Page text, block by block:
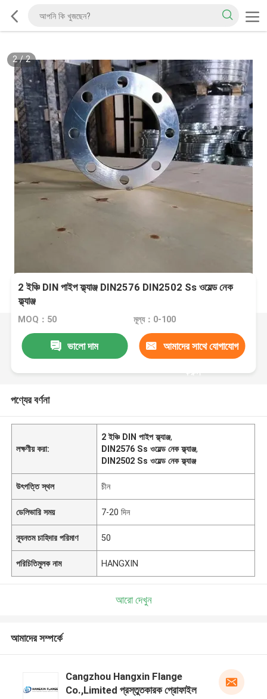
2/2
2 ইঞ্চি DIN পাইপ ফ্ল্যাঞ্জ DIN2576 DIN2502 Ss ওয়েল্ড নেক
ফ্ল্যাঞ্জ
MOQ：50 মূল্য：0-100
ভালো দাম আমাদের সাথে যোগাযোগ
করুন
পণ্যের বর্ণনা
লক্ষণীয় করা:
2 ইঞ্চি DIN পাইপ ফ্ল্যাঞ্জ,
DIN2576 Ss ওয়েল্ড নেক ফ্ল্যাঞ্জ,
DIN2502 Ss ওয়েল্ড নেক ফ্ল্যাঞ্জ
উৎপত্তি স্থল চীন
ডেলিভারি সময় 7-20 দিন
ন্যূনতম চাহিদার পরিমাণ 50
পরিচিতিমুলক নাম HANGXIN
আরো দেখুন
আমাদের সম্পর্কে
Cangzhou Hangxin Flange
Co.,Limited প্রস্তুতকারক প্রোফাইল